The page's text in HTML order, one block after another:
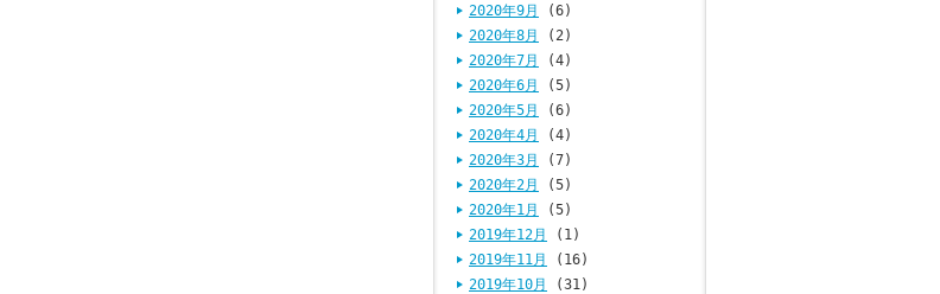
2020年9月
(6)
2020年8月
(2)
2020年7月
(4)
2020年6月
(5)
2020年5月
(6)
2020年4月
(4)
2020年3月
(7)
2020年2月
(5)
2020年1月
(5)
2019年12月
(1)
2019年11月
(16)
2019年10月
(31)